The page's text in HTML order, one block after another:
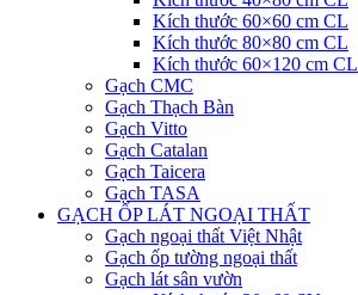
Kích thước 60×60 cm CL
Kích thước 80×80 cm CL
Kích thước 60×120 cm CL
Gạch CMC
Gạch Thạch Bàn
Gạch Vitto
Gạch Catalan
Gạch Taicera
Gạch TASA
GẠCH ỐP LÁT NGOẠI THẤT
Gạch ngoại thất Việt Nhật
Gạch ốp tường ngoại thất
Gạch lát sân vườn